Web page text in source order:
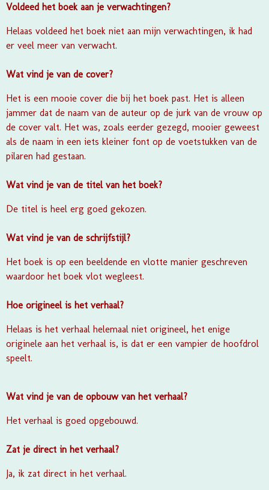
Voldeed het boek aan je verwachtingen?
Helaas voldeed het boek niet aan mijn verwachtingen, ik had
er veel meer van verwacht.
Wat vind je van de cover?
Het is een mooie cover die bij het boek past. Het is alleen
jammer dat de naam van de auteur op de jurk van de vrouw op
de cover valt. Het was, zoals eerder gezegd, mooier geweest
als de naam in een iets kleiner font op de voetstukken van de
pilaren had gestaan.
Wat vind je van de titel van het boek?
De titel is heel erg goed gekozen.
Wat vind je van de schrijfstijl?
Het boek is op een beeldende en vlotte manier geschreven
waardoor het boek vlot wegleest.
Hoe origineel is het verhaal?
Helaas is het verhaal helemaal niet origineel, het enige
originele aan het verhaal is, is dat er een vampier de hoofdrol
speelt.
Wat vind je van de opbouw van het verhaal?
Het verhaal is goed opgebouwd.
Zat je direct in het verhaal?
Ja, ik zat direct in het verhaal.